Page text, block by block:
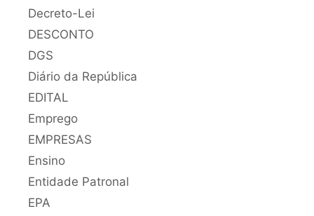
Decreto-Lei
DESCONTO
DGS
Diário da República
EDITAL
Emprego
EMPRESAS
Ensino
Entidade Patronal
EPA